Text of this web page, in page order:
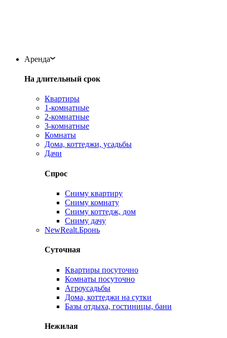
Аренда
На длительный срок
Квартиры
1-комнатные
2-комнатные
3-комнатные
Комнаты
Дома, коттеджи, усадьбы
Дачи
Спрос
Сниму квартиру
Сниму комнату
Сниму коттедж, дом
Сниму дачу
NewRealt.Бронь
Суточная
Квартиры посуточно
Комнаты посуточно
Агроусадьбы
Дома, коттеджи на сутки
Базы отдыха, гостиницы, бани
Нежилая